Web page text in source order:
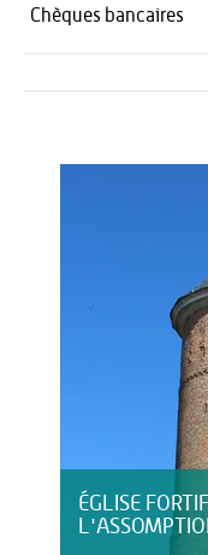
Chèques bancaires
ÉGLISE